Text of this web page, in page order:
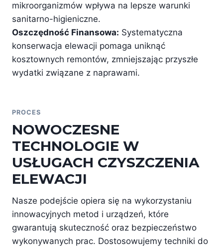
mikroorganizmów wpływa na lepsze warunki
sanitarno-higieniczne.
Oszczędność Finansowa: Systematyczna
konserwacja elewacji pomaga uniknąć
kosztownych remontów, zmniejszając przyszłe
wydatki związane z naprawami.
PROCES
NOWOCZESNE
TECHNOLOGIE W
USŁUGACH CZYSZCZENIA
ELEWACJI
Nasze podejście opiera się na wykorzystaniu
innowacyjnych metod i urządzeń, które
gwarantują skuteczność oraz bezpieczeństwo
wykonywanych prac. Dostosowujemy techniki do